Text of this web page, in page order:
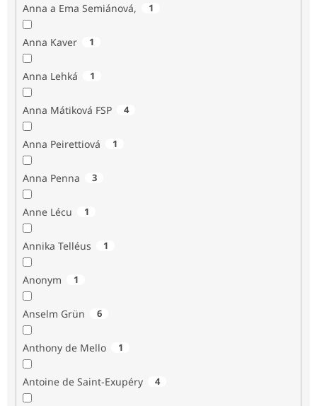
Anna a Ema Semiánová, 1
Anna Kaver 1
Anna Lehká 1
Anna Mátiková FSP 4
Anna Peirettiová 1
Anna Penna 3
Anne Lécu 1
Annika Telléus 1
Anonym 1
Anselm Grün 6
Anthony de Mello 1
Antoine de Saint-Exupéry 4